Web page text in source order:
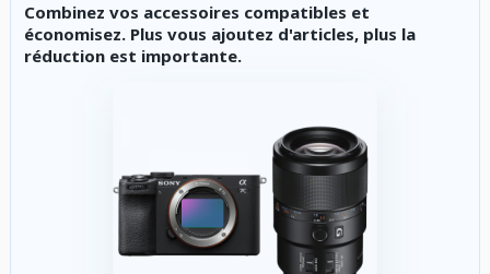
Combinez vos accessoires compatibles et
économisez. Plus vous ajoutez d'articles, plus la
réduction est importante.